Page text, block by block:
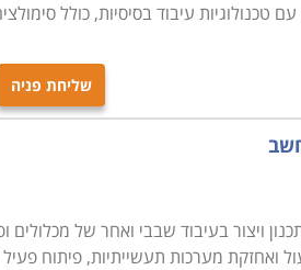
עיבוד בסיסיות, כולל
שליחת פניה
ויצור בעיבוד שבבי ואחר של מכלולים
ואחזקת מערכות תעשייתיות, פיתוח